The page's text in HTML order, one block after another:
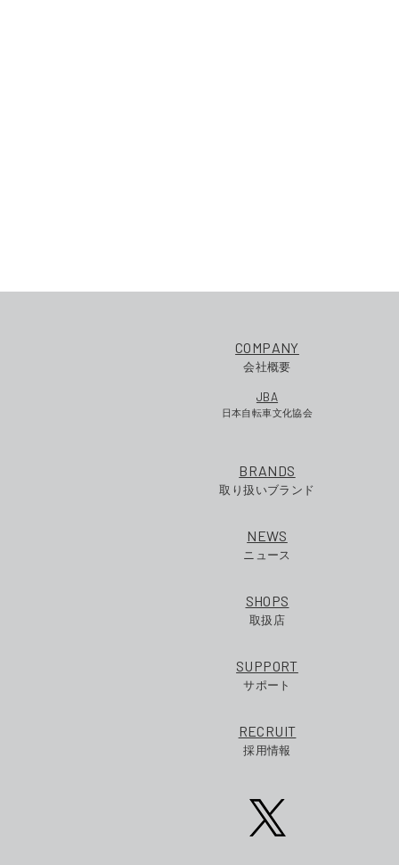
COMPANY
会社概要
JBA
日本自転車文化協会
BRANDS
取り扱いブランド
NEWS
ニュース
SHOPS
取扱店
SUPPORT
サポート
RECRUIT
採用情報